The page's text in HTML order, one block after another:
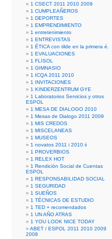
1 CSECT 2011 2010 2009
1 CUMPLEAÑEROS
1 DEPORTES
1 EMPRENDIMIENTO
1 entretenimiento
1 ENTREVISTAS
1 ÉTICA con tilde en la primera é.
1 EVALUACIONES
1 FLISOL
1 GIMNASIO
1 ICQA 2011 2010
1 INVITACIONES
1 KINDERZENTRUM GYE
1 Laboratorios Servicios y otros
ESPOL
1 MESA DE DIALOGO 2010
1 Mesas de Dialogo 2011 2009
1 MIS CREDOS
1 MISCELANEAS
1 MUSEOS
1 novatos 2011 i 2010 ii
1 PROVERBIOS
1 RELEX HOT
1 Rendición Social de Cuentas
ESPOL
1 RESPONSABILIDAD SOCIAL
1 SEGURIDAD
1 SUEÑOS
1 TÉCNICAS DE ESTUDIO
1 TED + recomendados
1 UN AÑO ATRAS
1 YOU LOOK NICE TODAY
ABET / ESPOL 2011 2010 2009
2008